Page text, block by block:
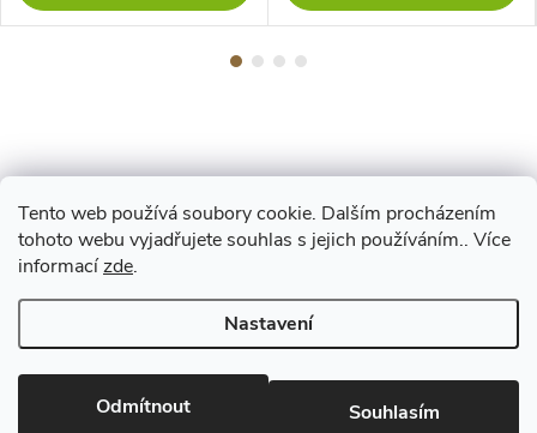
Tento web používá soubory cookie. Dalším procházením
tohoto webu vyjadřujete souhlas s jejich používáním.. Více
informacízde.
Nastavení
Odmítnout Souhlasím
Z
á
pCopyright 2026www.vyrejeme.cz. Všechna práva vyhrazena.Upravit
nastavení cookies